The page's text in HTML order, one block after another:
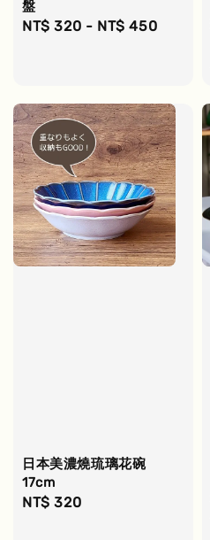
盤
Regular
NT$ 320 - NT$ 450
日本美濃燒琉璃花碗
17cm
Regular
NT$ 320